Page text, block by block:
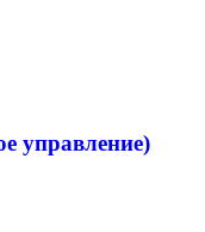
управление)